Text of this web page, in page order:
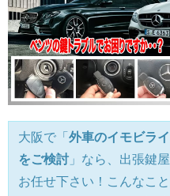
大阪で「 外車のイモビラ
をご検討 」なら、出張鍵
お任せ下さい！こんなこ